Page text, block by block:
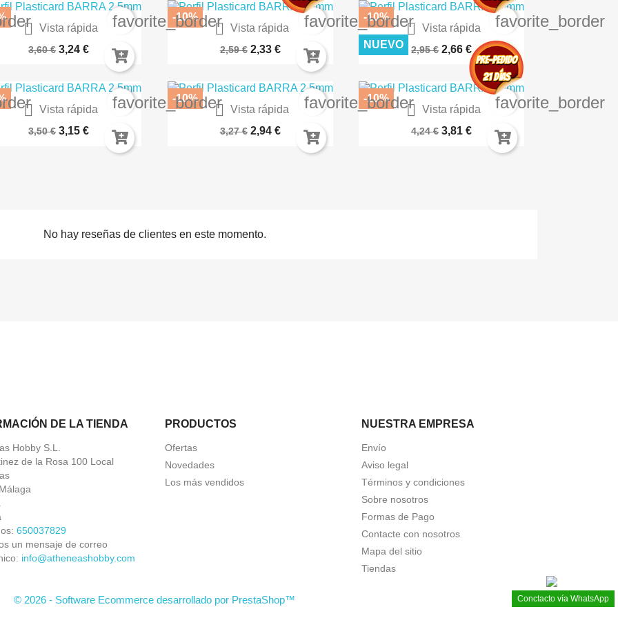
 Vista rápida
Tau Light Ochre 22-42
3,60 € 3,24 €
favorite_border
 Vista rápida
Pintura Acrilica GENGIS KHAKI
2,59 € 2,33 €
-10% favorite_border
 Vista rápida
ROJO ESPACIAL – QUICK...
2,95 € 2,66 €
-10%
NUEVO
favorite_border
 Vista rápida
Peana Redonda A...
3,50 € 3,15 €
favorite_border
 Vista rápida
Azul Transparente 70.938
3,27 € 2,94 €
-10% favorite_border
 Vista rápida
Cabezas De Orco Ninja
4,24 € 3,81 €
-10% favorite_border
No hay reseñas de clientes en este momento.
DE LA TIENDA
Hobby S.L.
de la Rosa 100 Local
650037829
un mensaje de correo
info@atheneashobby.com
PRODUCTOS
Ofertas
Novedades
Los más vendidos
NUESTRA EMPRESA
Envío
Aviso legal
Términos y condiciones
Sobre nosotros
Formas de Pago
Contacte con nosotros
Mapa del sitio
Tiendas
© 2026 - Software Ecommerce desarrollado por PrestaShop™ Conctacto vía WhatsApp